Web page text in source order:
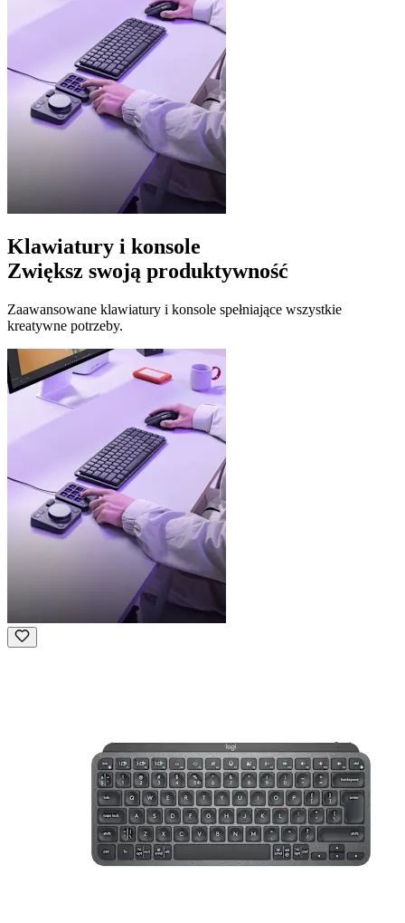
Klawiatury i konsole
Zwiększ swoją produktywność
Zaawansowane klawiatury i konsole spełniające wszystkie
kreatywne potrzeby.